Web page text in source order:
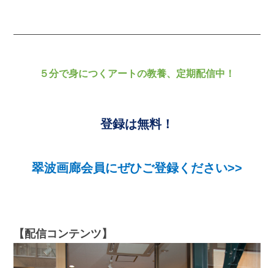
５分で身につくアートの教養、定期配信中！
登録は無料！
翠波画廊会員にぜひご登録ください>>
【配信コンテンツ】